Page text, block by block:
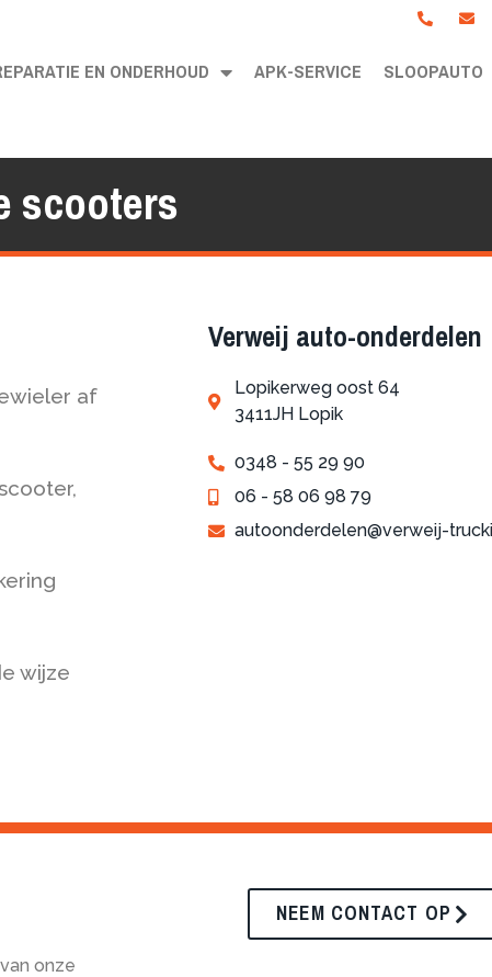
EN ONDERHOUD APK-SERVICE SLOOPAUTO
scooters
af
wijze
Verweij auto-onderdelen
Lopikerweg oost 64
3411JH Lopik
0348 - 55 29 90
06 - 58 06 98 79
autoonderdelen@verweij-
onze
NEEM CONTACT OP